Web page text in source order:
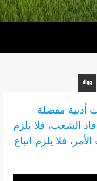
أدبية مفضلة
الشعب، فلا يلزم
فلا يلزم اتباع